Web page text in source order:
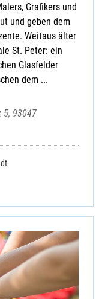
Grafikers und
und geben dem
Weitaus älter
St. Peter: ein
Glasfelder
dem ...
5, 93047